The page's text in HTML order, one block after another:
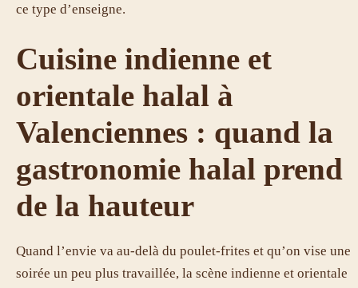
ce type d’enseigne.
Cuisine indienne et
orientale halal à
Valenciennes : quand la
gastronomie halal prend
de la hauteur
Quand l’envie va au-delà du poulet-frites et qu’on vise une
soirée un peu plus travaillée, la scène indienne et orientale